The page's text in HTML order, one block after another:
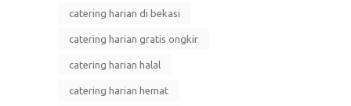
catering harian di bekasi
catering harian gratis ongkir
catering harian halal
catering harian hemat